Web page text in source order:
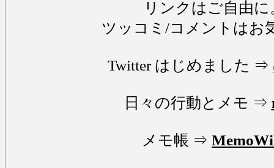
リンクはご自由に
ツッコミ/コメントはお
Twitter はじめました ⇒
日々の行動とメモ ⇒
メモ帳 ⇒